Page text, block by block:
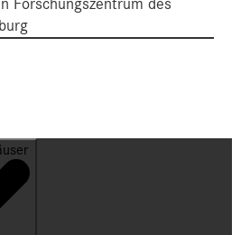
Forschungszentrum des